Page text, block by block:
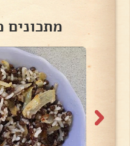
מתכונים